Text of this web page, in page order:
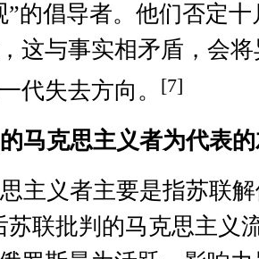
”的倡导者。他们否定
这与事实相矛盾，会
代失去方向。
[7]
马克思主义者为代表
主义者主要是指苏联
苏联批判的马克思主义